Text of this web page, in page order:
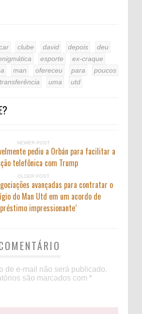
clube david depois
deu
esporte
ex-craque
man ofereceu para
poucos
transferência uma utd
NEWER POST
pediu a Orbán para facilitar a
telefônica com Trump
OLDER POST
avançadas para contratar o
do Man Utd em um acordo de
impressionante’
de e-mail não será publicado.
são marcados com *